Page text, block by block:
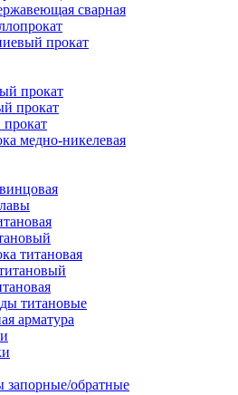
сварная
прокат
прокат
прокат
медно-никелевая
титановая
титановые
арматура
запорные/обратные